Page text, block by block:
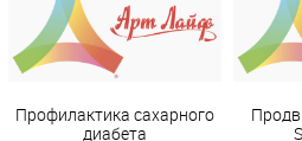
Профилактика сахарного
диабета